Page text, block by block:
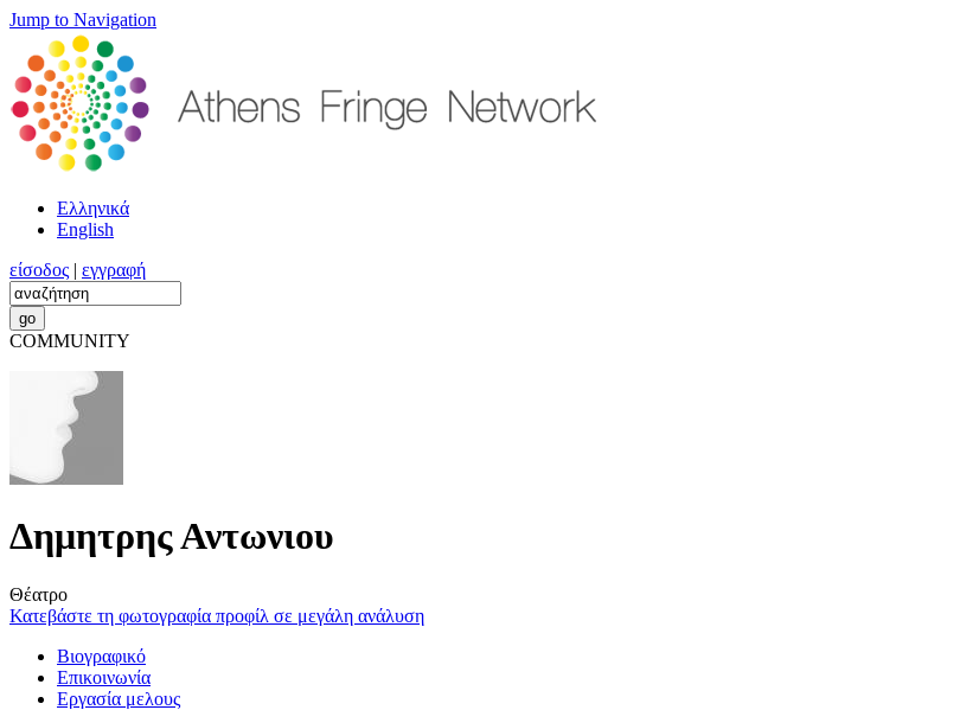
Jump to Navigation
Ελληνικά
English
είσοδος | εγγραφή
COMMUNITY
Δημητρης Αντωνιου
Θέατρο
Κατεβάστε τη φωτογραφία προφίλ σε μεγάλη ανάλυση
Βιογραφικό
Επικοινωνία
Εργασία μελους